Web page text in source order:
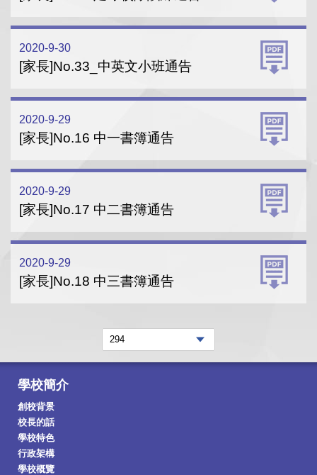
2020-9-30
[家長]No.33_中英文小班通告
2020-9-29
[家長]No.16 中一書簿通告
2020-9-29
[家長]No.17 中二書簿通告
2020-9-29
[家長]No.18 中三書簿通告
學校簡介
創校背景
校長的話
學校特色
行政架構
學校概覽